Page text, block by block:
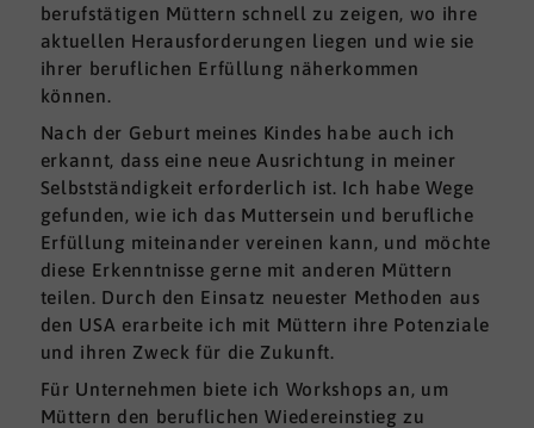
berufstätigen Müttern schnell zu zeigen, wo ihre
aktuellen Herausforderungen liegen und wie sie
ihrer beruflichen Erfüllung näherkommen
können.
Nach der Geburt meines Kindes habe auch ich
erkannt, dass eine neue Ausrichtung in meiner
Selbstständigkeit erforderlich ist. Ich habe Wege
gefunden, wie ich das Muttersein und berufliche
Erfüllung miteinander vereinen kann, und möchte
diese Erkenntnisse gerne mit anderen Müttern
teilen. Durch den Einsatz neuester Methoden aus
den USA erarbeite ich mit Müttern ihre Potenziale
und ihren Zweck für die Zukunft.
Für Unternehmen biete ich Workshops an, um
Müttern den beruflichen Wiedereinstieg zu